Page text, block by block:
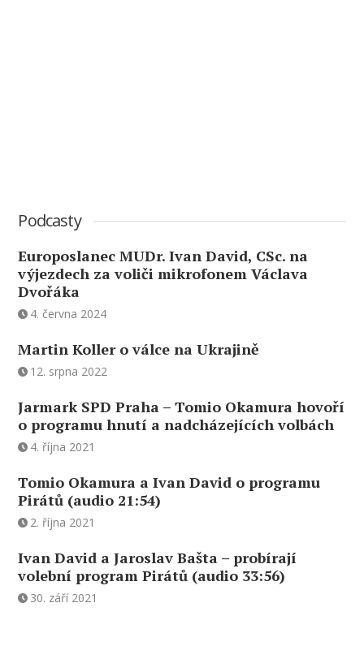
Podcasty
Europoslanec MUDr. Ivan David, CSc. na
výjezdech za voliči mikrofonem Václava
Dvořáka
4. června 2024
Martin Koller o válce na Ukrajině
12. srpna 2022
Jarmark SPD Praha – Tomio Okamura hovoří
o programu hnutí a nadcházejících volbách
4. října 2021
Tomio Okamura a Ivan David o programu
Pirátů (audio 21:54)
2. října 2021
Ivan David a Jaroslav Bašta – probírají
volební program Pirátů (audio 33:56)
30. září 2021